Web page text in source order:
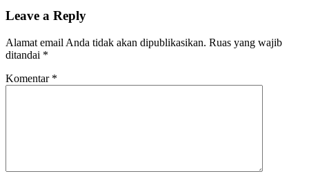
Leave a Reply
Alamat email Anda tidak akan dipublikasikan. Ruas yang wajib
ditandai *
Komentar *